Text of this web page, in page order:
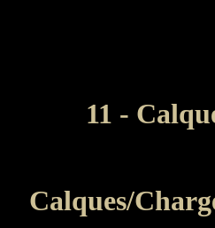
11 -
Calques/